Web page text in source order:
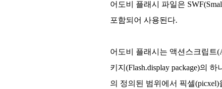
어도비 플래시 파일은
포함되어 사용된다.
어도비 플래시는 액션스크립트
키지(Flash.display package)의
의 정의된 범위에서 픽셀